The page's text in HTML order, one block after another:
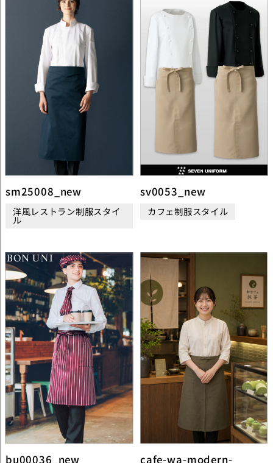
sm25008_new
洋風レストラン制服スタイ
ル
sv0053_new
カフェ制服スタイル
bu00036_new
cafe-wa-modern-